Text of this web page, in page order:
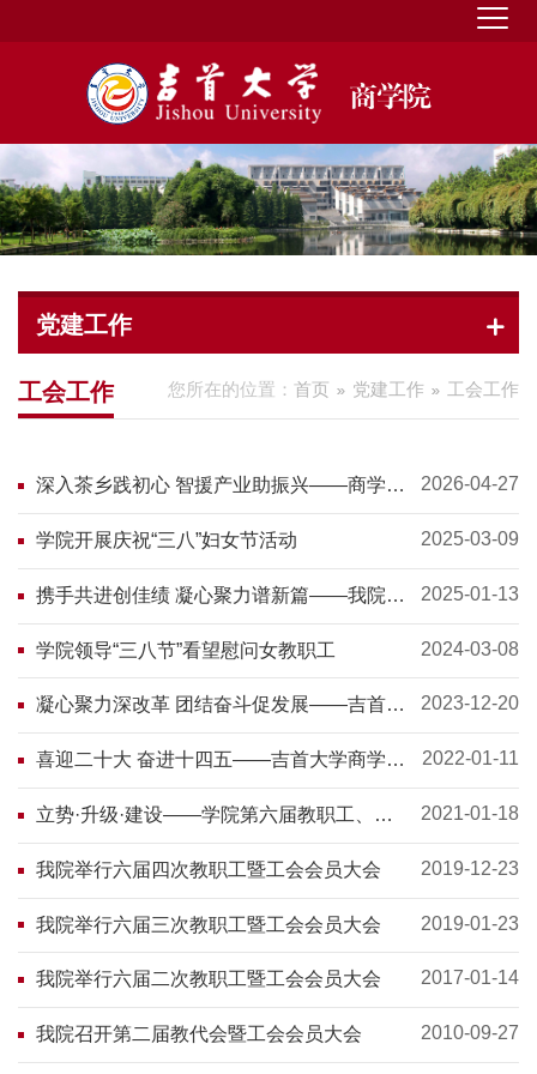
党建工作
您所在的位置： 首页 党建工作 工会工作
工会工作
深入茶乡践初心 智援产业助振兴——商学院
开展主题党日活动
2026-04-27
学院开展庆祝“三八”妇女节活动 2025-03-09
携手共进创佳绩 凝心聚力谱新篇——我院召
开七届三次教职工、工会会员暨2024年度工
作总结表彰大会
2025-01-13
学院领导“三八节”看望慰问女教职工 2024-03-08
凝心聚力深改革 团结奋斗促发展——吉首大
学商学院七届二次教职工、工会会员大会顺
利召开
2023-12-20
喜迎二十大 奋进十四五——吉首大学商学院
七届一次教职工、工会会员大会召开
2022-01-11
立势·升级·建设——学院第六届教职工、工
会会员大会第五次会议召开
2021-01-18
我院举行六届四次教职工暨工会会员大会 2019-12-23
我院举行六届三次教职工暨工会会员大会 2019-01-23
我院举行六届二次教职工暨工会会员大会 2017-01-14
我院召开第二届教代会暨工会会员大会 2010-09-27